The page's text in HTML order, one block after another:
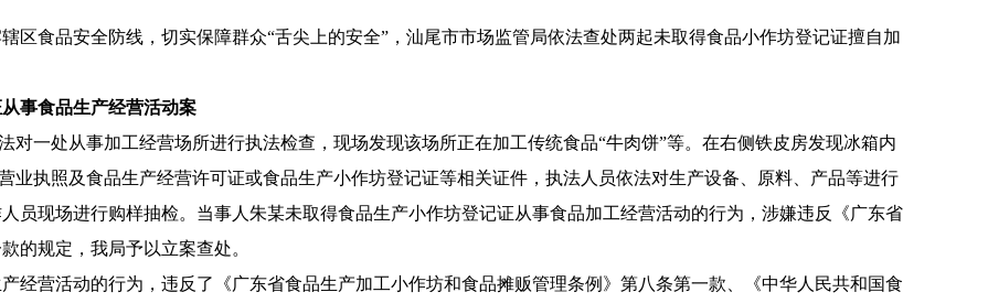
食品安全防线，切实保障群众“舌尖上的安全”，汕尾市市场监管局依法查处两起未取得食品小作坊登记证擅自加
事食品生产经营活动案
一处从事加工经营场所进行执法检查，现场发现该场所正在加工传统食品“牛肉饼”等。在右侧铁皮房发现冰箱内
业执照及食品生产经营许可证或食品生产小作坊登记证等相关证件，执法人员依法对生产设备、原料、产品等进行
员现场进行购样抽检。当事人朱某未取得食品生产小作坊登记证从事食品加工经营活动的行为，涉嫌违反《广东省
的规定，我局予以立案查处。
营活动的行为，违反了《广东省食品生产加工小作坊和食品摊贩管理条例》第八条第一款、《中华人民共和国食